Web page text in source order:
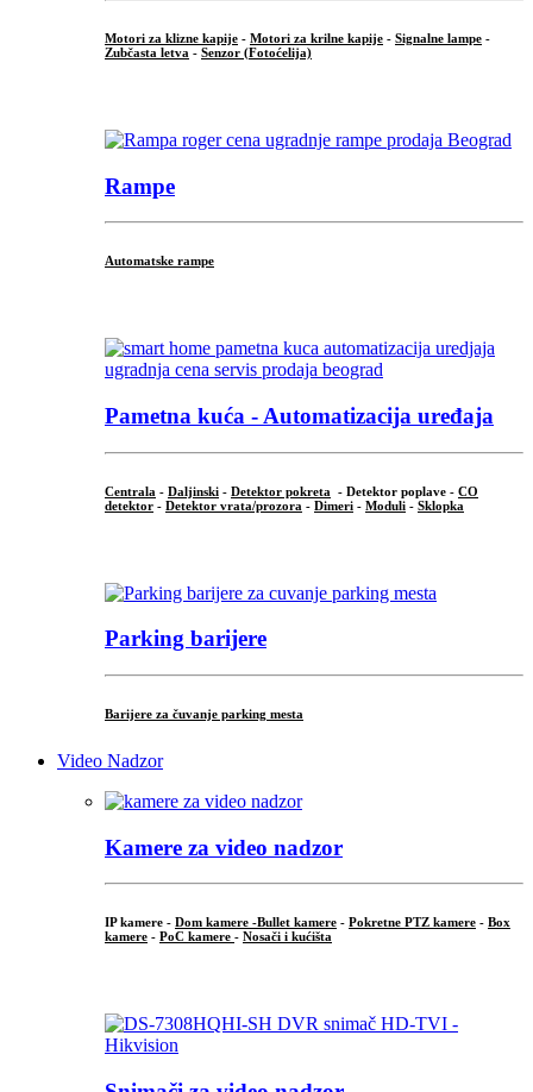
Motori za klizne kapije - Motori za krilne kapije - Signalne lampe -
Zubčasta letva - Senzor (Fotoćelija)
Rampe
Automatske rampe
Pametna kuća - Automatizacija uređaja
Centrala - Daljinski - Detektor pokreta - Detektor poplave - CO
detektor - Detektor vrata/prozora - Dimeri - Moduli - Sklopka
Parking barijere
Barijere za čuvanje parking mesta
Video Nadzor
Kamere za video nadzor
IP kamere - Dom kamere -Bullet kamere - Pokretne PTZ kamere - Box
kamere - PoC kamere - Nosači i kućišta